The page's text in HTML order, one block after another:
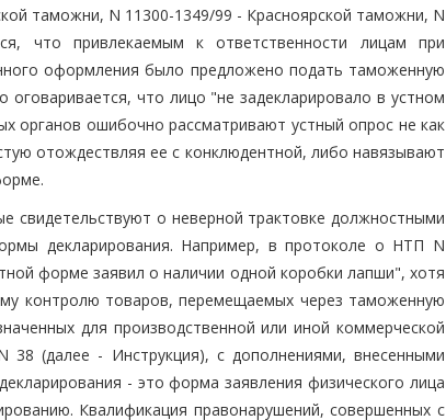
таможни, N 11300-1349/99 - Красноярской таможни, N
что привлекаемым к ответственности лицам при
оформления было предложено подать таможенную
что лицо "не задекларировало в устном
органов ошибочно рассматривают устный опрос не как
отождествляя ее с конклюдентной, либо навязывают
свидетельствуют о неверной трактовке должностными
декларирования. Например, в протоколе о НТП N
форме заявил о наличии одной коробки лапши", хотя
контролю товаров, перемещаемых через таможенную
для производственной или иной коммерческой
38 (далее - Инструкция), с дополнениями, внесенными
- это форма заявления физического лица
Квалификация правонарушений, совершенных с